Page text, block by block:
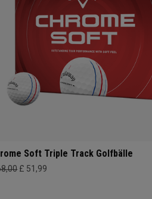
Soft Triple Track Golfbälle
£ 51,99